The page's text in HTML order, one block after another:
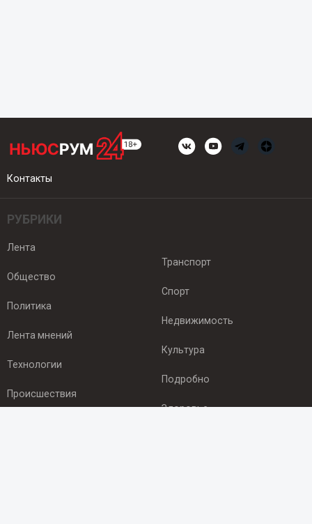
Контакты
РУБРИКИ
Лента
Общество
Политика
Лента мнений
Технологии
Происшествия
Транспорт
Спорт
Недвижимость
Культура
Подробно
Здоровье